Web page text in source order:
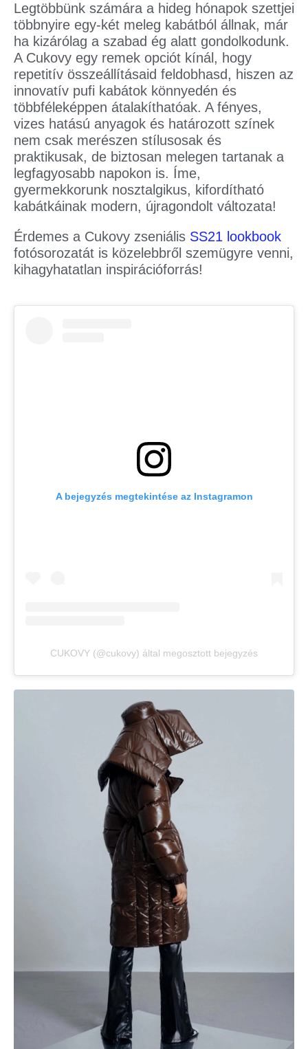
Legtöbbünk számára a hideg hónapok szettjei
többnyire egy-két meleg kabátból állnak, már
ha kizárólag a szabad ég alatt gondolkodunk.
A Cukovy egy remek opciót kínál, hogy
repetitív összeállításaid feldobhasd, hiszen az
innovatív pufi kabátok könnyedén és
többféleképpen átalakíthatóak. A fényes,
vizes hatású anyagok és határozott színek
nem csak merészen stílusosak és
praktikusak, de biztosan melegen tartanak a
legfagyosabb napokon is. Íme,
gyermekkorunk nosztalgikus, kifordítható
kabátkáinak modern, újragondolt változata!
Érdemes a Cukovy zseniális SS21 lookbook
fotósorozatát is közelebbről szemügyre venni,
kihagyhatatlan inspirációforrás!
A bejegyzés megtekintése az Instagramon
CUKOVY (@cukovy) által megosztott bejegyzés